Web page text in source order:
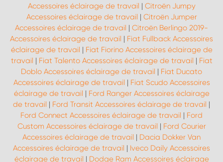
Accessoires éclairage de travail | Citroën Jumpy
Accessoires éclairage de travail | Citroën Jumper
Accessoires éclairage de travail | Citroën Berlingo 2019-
Accessoires éclairage de travail | Fiat Fullback Accessoires
éclairage de travail | Fiat Fiorino Accessoires éclairage de
travail | Fiat Talento Accessoires éclairage de travail | Fiat
Doblo Accessoires éclairage de travail | Fiat Ducato
Accessoires éclairage de travail | Fiat Scudo Accessoires
éclairage de travail | Ford Ranger Accessoires éclairage
de travail | Ford Transit Accessoires éclairage de travail |
Ford Connect Accessoires éclairage de travail | Ford
Custom Accessoires éclairage de travail | Ford Courier
Accessoires éclairage de travail | Dacia Dokker Van
Accessoires éclairage de travail | Iveco Daily Accessoires
éclairage de travail | Dodge Ram Accessoires éclairage